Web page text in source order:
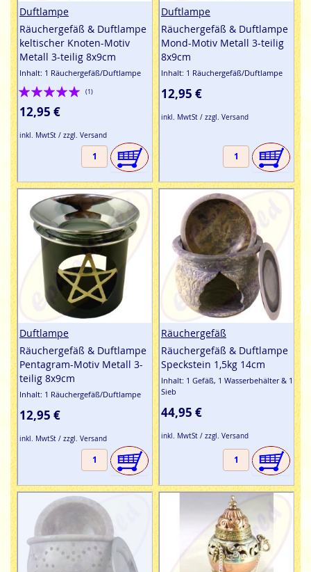
Duftlampe
Räuchergefäß & Duftlampe
keltischer Knoten-Motiv
Metall 3-teilig 8x9cm
Inhalt: 1 Räuchergefäß/Duftlampe
Bewertung:
100%
(1)
12,95 €
inkl. MwtSt / zzgl. Versand
Duftlampe
Räuchergefäß & Duftlampe
Mond-Motiv Metall 3-teilig
8x9cm
Inhalt: 1 Räuchergefäß/Duftlampe
12,95 €
inkl. MwtSt / zzgl. Versand
Duftlampe
Räuchergefäß & Duftlampe
Pentagram-Motiv Metall 3-
teilig 8x9cm
Inhalt: 1 Räuchergefäß/Duftlampe
12,95 €
inkl. MwtSt / zzgl. Versand
Räuchergefäß
Räuchergefäß & Duftlampe
Speckstein 1,5kg 14cm
Inhalt: 1 Gefäß, 1 Wasserbehälter & 1
Sieb
44,95 €
inkl. MwtSt / zzgl. Versand